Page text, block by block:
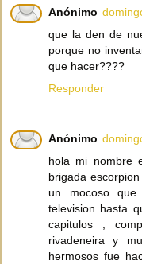
Anónimo
que la den de
porque no
que hacer????
Responder
Anónimo
hola mi nombre
brigada
un mocoso que
television hasta
capitulos ;
rivadeneira y
hermosos fue